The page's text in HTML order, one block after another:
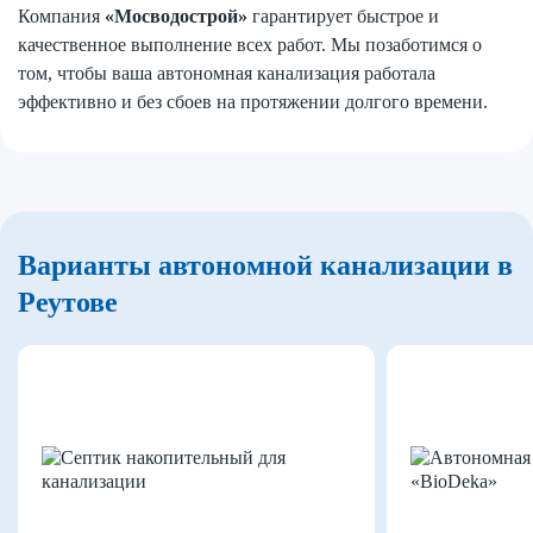
Компания «Мосводострой» гарантирует быстрое и
качественное выполнение всех работ. Мы позаботимся о
том, чтобы ваша автономная канализация работала
эффективно и без сбоев на протяжении долгого времени.
Варианты автономной канализации в
Реутове